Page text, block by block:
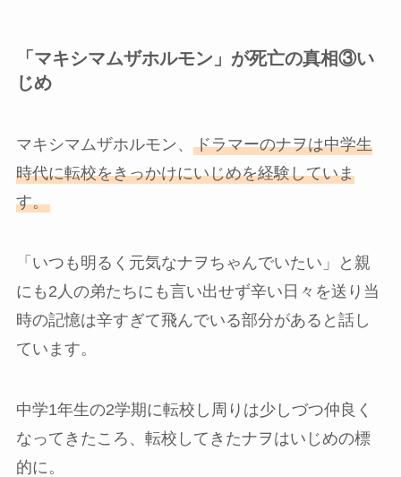
「マキシマムザホルモン」が死亡の真相③い
じめ
マキシマムザホルモン、 ドラマーのナヲは中学生
時代に転校をきっかけにいじめを経験していま
す。
「いつも明るく元気なナヲちゃんでいたい」と親
にも2人の弟たちにも言い出せず辛い日々を送り当
時の記憶は辛すぎて飛んでいる部分があると話し
ています。
中学1年生の2学期に転校し周りは少しづつ仲良く
なってきたころ、転校してきたナヲはいじめの標
的に。